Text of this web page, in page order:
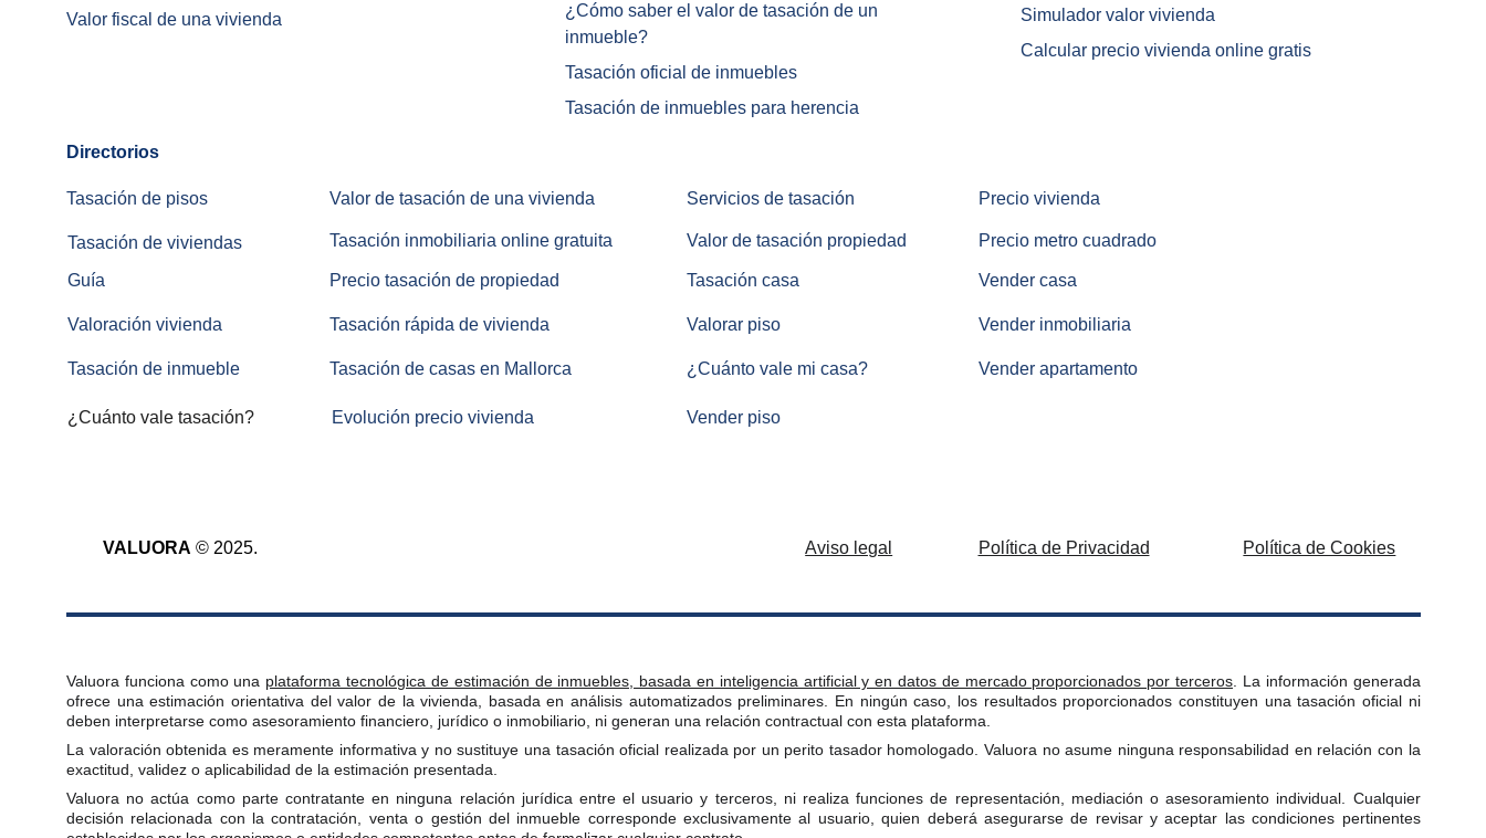
Valuora funciona como una plataforma tecnológica de estimación de inmuebles, basada en inteligencia artificial y en datos de mercado proporcionados por terceros . La información generada
ofrece una estimación orientativa del valor de la vivienda, basada en análisis automatizados preliminares. En ningún caso, los resultados proporcionados constituyen una tasación oficial ni
deben interpretarse como asesoramiento financiero, jurídico o inmobiliario, ni generan una relación contractual con esta plataforma.
La valoración obtenida es meramente informativa y no sustituye una tasación oficial realizada por un perito tasador homologado. Valuora no asume ninguna responsabilidad en relación con la
exactitud, validez o aplicabilidad de la estimación presentada.
Valuora no actúa como parte contratante en ninguna relación jurídica entre el usuario y terceros, ni realiza funciones de representación, mediación o asesoramiento individual. Cualquier
decisión relacionada con la contratación, venta o gestión del inmueble corresponde exclusivamente al usuario, quien deberá asegurarse de revisar y aceptar las condiciones pertinentes
VALUORA © 2025. Aviso legal Política de Privacidad Política de Cookies
Directorios
Tasación de pisos
Tasación de viviendas
Guía
¿Cómo saber el valor de tasación de un
inmueble?
Tasación oficial de inmuebles
Tasación de inmuebles para herencia
Valor fiscal de una vivienda
Simulador valor vivienda
Calcular precio vivienda online gratis
Valoración vivienda
Tasación de inmueble
Valor de tasación de una vivienda
Tasación inmobiliaria online gratuita
Precio tasación de propiedad
Tasación rápida de vivienda
Tasación de casas en Mallorca
Servicios de tasación
Valor de tasación propiedad
Tasación casa
Valorar piso
¿Cuánto vale mi casa?
Precio vivienda
Precio metro cuadrado
Vender casa
Vender inmobiliaria
Vender apartamento
¿Cuánto vale tasación? Evolución precio vivienda Vender piso